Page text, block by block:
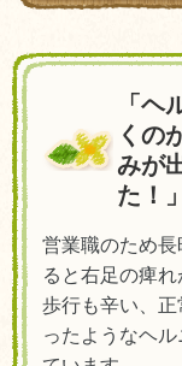
「ヘ
くの
みが
た！」
営業職のため
ると右足の痺
歩行も辛い、
ったようなヘ